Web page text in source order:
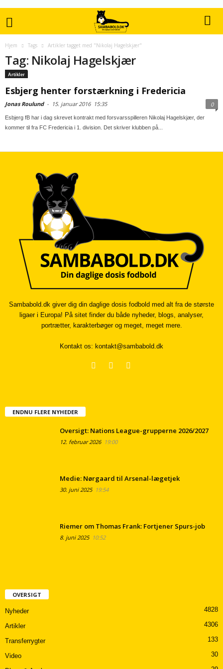
Hjem Tags Artikler tagget med "Nikolaj Hagelskjær"
Tag: Nikolaj Hagelskjær
Artikler
Esbjerg henter forstærkning i Fredericia
Jonas Roulund - 15. januar 201615:35 0
Esbjerg fB har i dag skrevet kontrakt med forsvarsspilleren Nikolaj Hagelskjær, der
kommer til fra FC Fredericia i 1. division. Det skriver klubben på...
Sambabold.dk giver dig din daglige dosis fodbold med alt fra de største
ligaer i Europa! På sitet finder du både nyheder, blogs, analyser,
portrætter, karakterbøger og meget, meget mere.
Kontakt os: kontakt@sambabold.dk
ENDNU FLERE NYHEDER
Oversigt: Nations League-grupperne 2026/2027
12. februar 202619:00
Medie: Nørgaard til Arsenal-lægetjek
30. juni 202519:54
Riemer om Thomas Frank: Fortjener Spurs-job
8. juni 202510:52
OVERSIGT
Nyheder 4828
Artikler 4306
Transferrygter 133
Video 30